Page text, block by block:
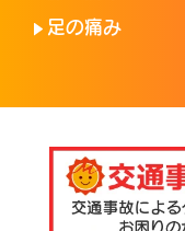
足の痛み